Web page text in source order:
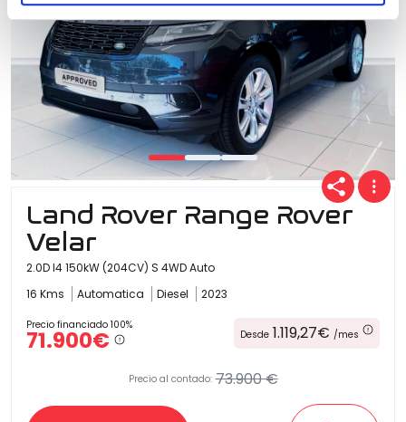
Land Rover Range Rover
Velar
2.0D I4 150kW (204CV) S 4WD Auto
16 Kms
Automatica Diesel 2023
Precio financiado 100%
71.900€ Desde 1.119,27€ /mes
Precio al contado: 73.900 €